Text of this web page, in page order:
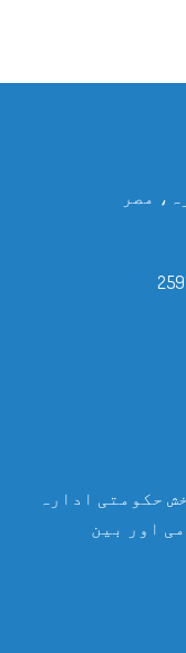
مصر
حکومتی ادارہ
اور بین